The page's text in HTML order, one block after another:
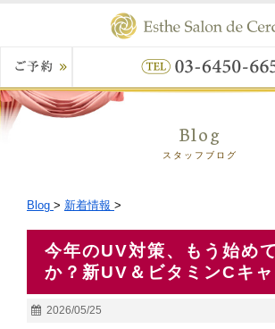
Blog
スタッフブログ
Blog > 新着情報 >
今年のUV対策、もう始め
か？新UV＆ビタミンCキ
2026/05/25